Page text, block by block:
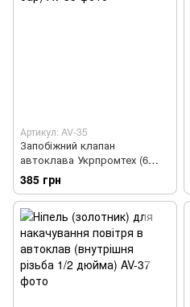
Артикул: AV-35
Запобіжний клапан
автоклава Укрпромтех (6
бар)
385 грн